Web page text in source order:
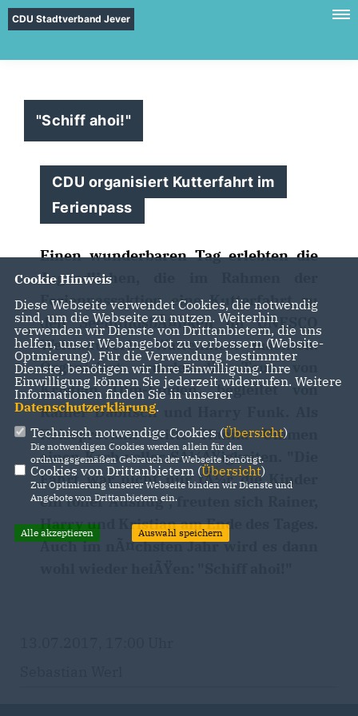
CDU Stadtverband Jever
"Schiff ahoi!"
CDU organisiert Kutterfahrt im
Ferienpass
Einen wunderbaren Tag erlebten die
Jugendlichen, die im Rahmen der
Ferienpassaktion eine Kutterfahrt zu
den SeehundsbÃ¤nken im UNESCO
Weltnaturerbe Wattenmeer machten.
Organisiert wurde die Tour von
Kristian Olm-Emden, begleitet von
Rainer Dabitsch und Harry Funk. Als
Reiseproviant stifte Hanna Ummen
einen Korb voller SÃ¼ÃŸigkeiten. "Die
Fahrt war nicht nur fÃ¼r die Kinder
ein toller Ausflug", freuten sich Rainer,
Harry und Kristian am Ende des Tages.
Auch im nÃ¤chsten Jahr wird es dann
Cookie Hinweis
Diese Webseite verwendet Cookies, die notwendig
sind, um die Webseite zu nutzen. Weiterhin
verwenden wir Dienste von Drittanbietern, die uns
helfen, unser Webangebot zu verbessern (Website-
Optmierung). Für die Verwendung bestimmter
Dienste, benötigen wir Ihre Einwilligung. Ihre
Einwilligung können Sie jederzeit widerrufen. Weitere
Informationen finden Sie in unserer
Datenschutzerklärung.
Technisch notwendige Cookies (Übersicht)
Die notwendigen Cookies werden allein für den
ordnungsgemäßen Gebrauch der Webseite benötigt.
Cookies von Drittanbietern (Übersicht)
Zur Optimierung unserer Webseite binden wir Dienste und
Angebote von Drittanbietern ein.
Alle akzeptieren Auswahl speichern